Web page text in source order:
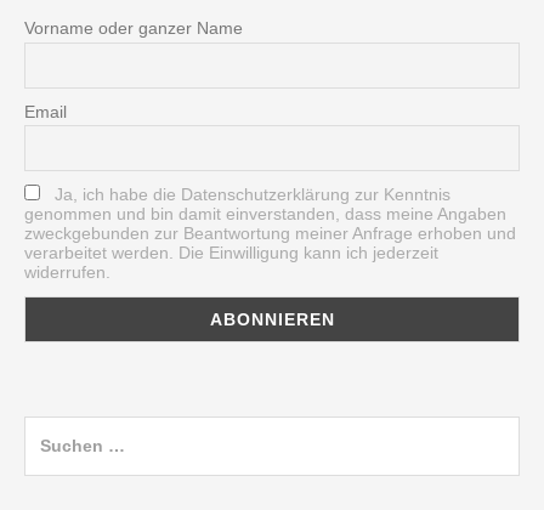
Vorname oder ganzer Name
Email
Ja, ich habe die Datenschutzerklärung zur Kenntnis
genommen und bin damit einverstanden, dass meine Angaben
zweckgebunden zur Beantwortung meiner Anfrage erhoben und
verarbeitet werden. Die Einwilligung kann ich jederzeit
widerrufen.